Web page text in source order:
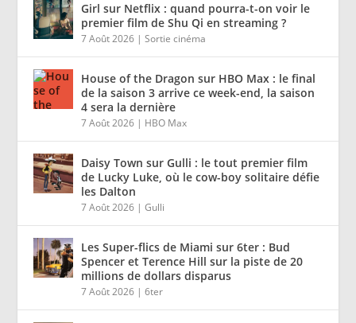
Girl sur Netflix : quand pourra-t-on voir le
premier film de Shu Qi en streaming ?
7 Août 2026 |Sortie cinéma
House of the Dragon sur HBO Max : le final
de la saison 3 arrive ce week-end, la saison
4 sera la dernière
7 Août 2026 | HBO Max
Daisy Town sur Gulli : le tout premier film
de Lucky Luke, où le cow-boy solitaire défie
les Dalton
7 Août 2026 |Gulli
Les Super-flics de Miami sur 6ter : Bud
Spencer et Terence Hill sur la piste de 20
millions de dollars disparus
7 Août 2026 |6ter